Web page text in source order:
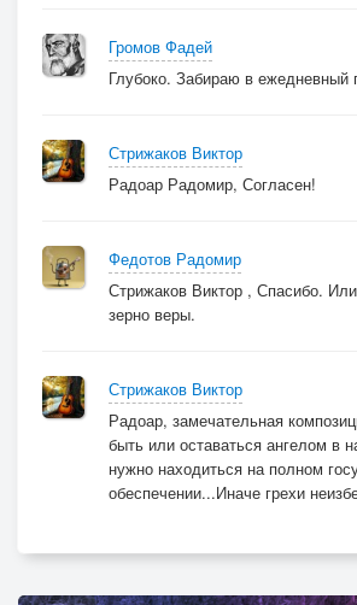
Громов Фадей
Глубоко. Забираю в ежедневный
Стрижаков Виктор
Радоар Радомир, Согласен!
Федотов Радомир
Стрижаков Виктор , Спасибо.
зерно веры.
Стрижаков Виктор
Радоар, замечательная
быть или оставаться ангелом в
нужно находиться на полном
обеспечении...Иначе грехи